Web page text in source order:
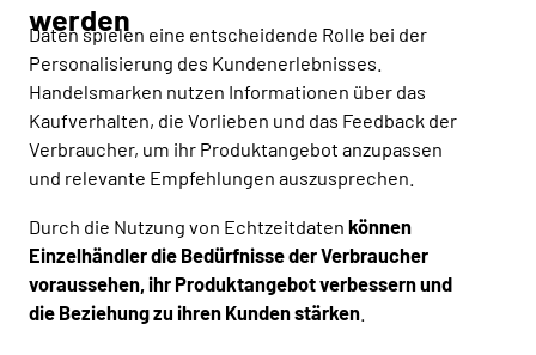
werden
Daten spielen eine entscheidende Rolle bei der
Personalisierung des Kundenerlebnisses.
Handelsmarken nutzen Informationen über das
Kaufverhalten, die Vorlieben und das Feedback der
Verbraucher, um ihr Produktangebot anzupassen
und relevante Empfehlungen auszusprechen.
Durch die Nutzung von Echtzeitdaten können
Einzelhändler die Bedürfnisse der Verbraucher
voraussehen, ihr Produktangebot verbessern und
die Beziehung zu ihren Kunden stärken